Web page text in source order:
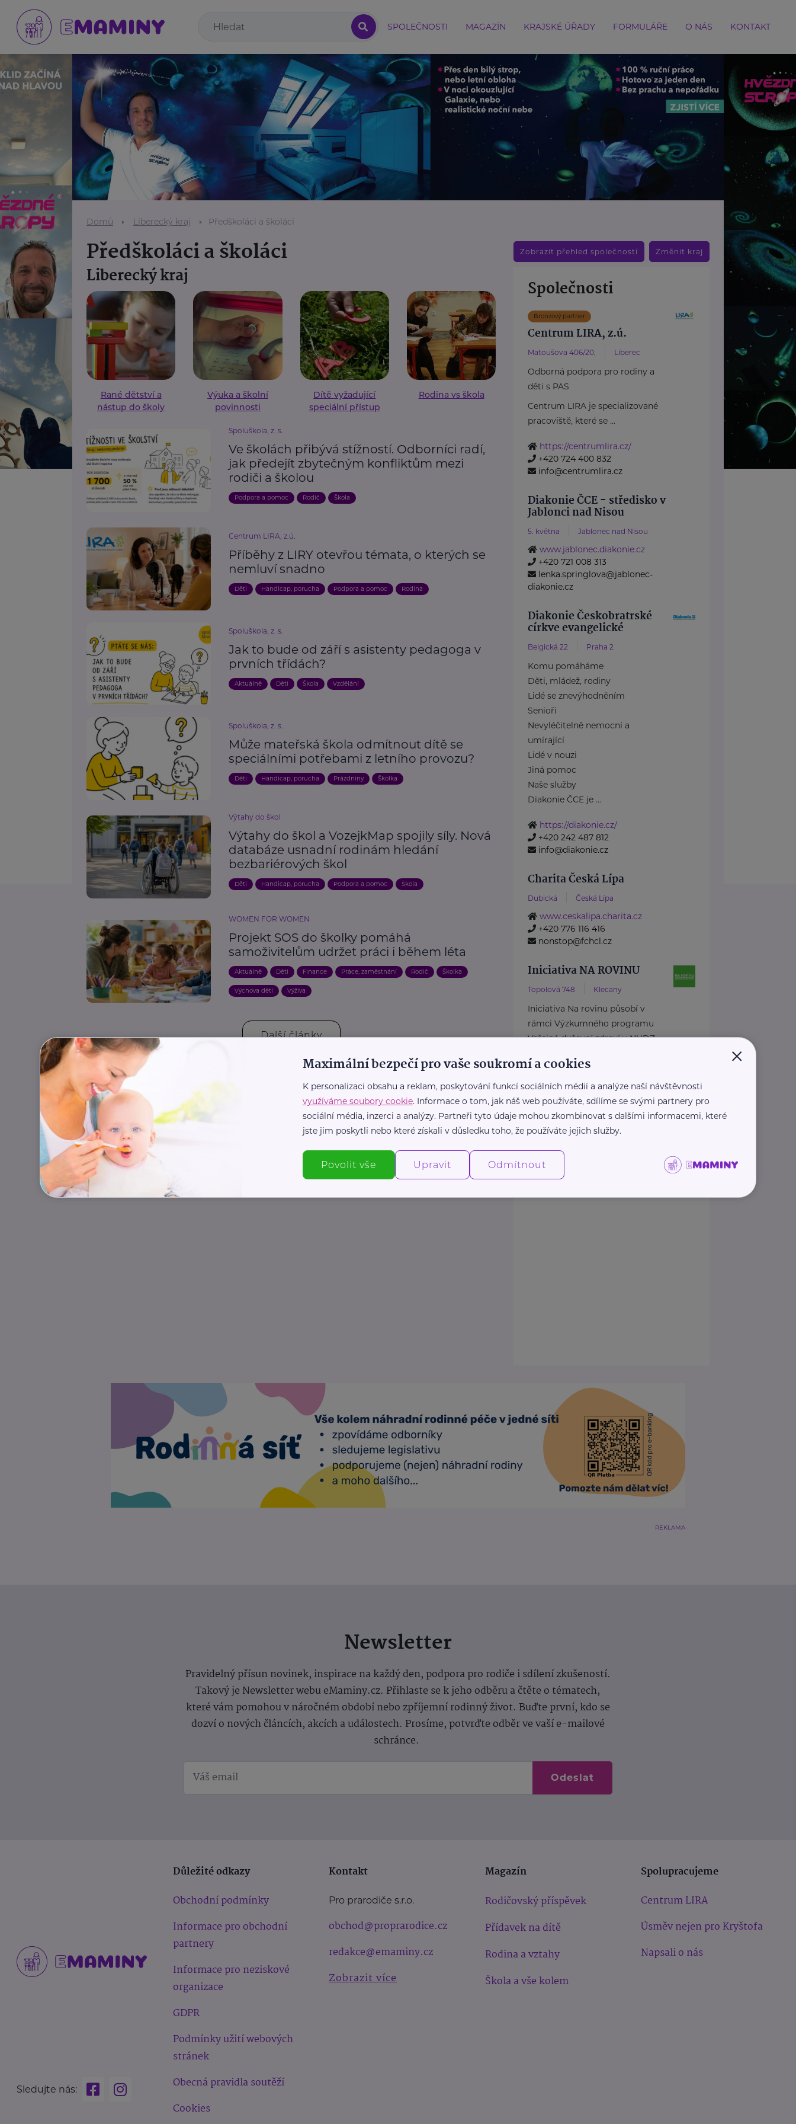
SPOLEČNOSTI MAGAZÍN KRAJSKÉ ÚŘADY FORMULÁŘE O NÁS KONTAKT
Domů Liberecký kraj Předškoláci a školáci
Předškoláci a školáci
Liberecký kraj
Rané dětství a
nástup do školy
Výuka a školní
povinnosti
Dítě vyžadující
speciální přístup
Rodina vs škola
Spoluškola, z. s.
Ve školách přibývá stížností. Odborníci radí,
jak předejít zbytečným konfliktům mezi
rodiči a školou
Podpora a pomoc Rodič Škola
Centrum LIRA, z.ú.
Příběhy z LIRY otevřou témata, o kterých se
nemluví snadno
Děti Handicap, porucha Podpora a pomoc Rodina
Spoluškola, z. s.
Jak to bude od září s asistenty pedagoga v
prvních třídách?
Aktuálně Děti Škola Vzdělání
Spoluškola, z. s.
Může mateřská škola odmítnout dítě se
speciálními potřebami z letního provozu?
Děti Handicap, porucha Prázdniny Školka
Výtahy do škol
Výtahy do škol a VozejkMap spojily síly. Nová
databáze usnadní rodinám hledání
bezbariérových škol
Děti Handicap, porucha Podpora a pomoc Škola
WOMEN FOR WOMEN
Projekt SOS do školky pomáhá
samoživitelům udržet práci i během léta
Aktuálně Děti Finance Práce, zaměstnání Rodič Školka
Výchova dětí Výživa
Další články
Zobrazit přehled společností Změnit kraj
Společnosti
Bronzový partner
Centrum LIRA, z.ú.
Matoušova 406/20, Liberec
Odborná podpora pro rodiny a
děti s PAS
Centrum LIRA je specializované
pracoviště, které se ...
https://centrumlira.cz/
+420 724 400 832
info@centrumlira.cz
Diakonie ČCE - středisko v
Jablonci nad Nisou
5. května Jablonec nad Nisou
www.jablonec.diakonie.cz
+420 721 008 313
lenka.springlova@jablonec-
diakonie.cz
Diakonie Českobratrské
církve evangelické
Belgická 22 Praha 2
Komu pomáháme
Děti, mládež, rodiny
Lidé se znevýhodněním
Senioři
Nevyléčitelně nemocní a
umírající
Lidé v nouzi
Jiná pomoc
Naše služby
Diakonie ČCE je ...
https://diakonie.cz/
+420 242 487 812
info@diakonie.cz
Charita Česká Lípa
Dubická Česká Lípa
www.ceskalipa.charita.cz
+420 776 116 416
nonstop@fchcl.cz
Iniciativa NA ROVINU
Topolová 748 Klecany
Iniciativa Na rovinu působí v
rámci Výzkumného programu
Veřejné duševní zdraví v NUDZ.
narovinu@nudz.cz
« ‹ 1
Zobrazit přehled společností
REKLAMA
Newsletter
Pravidelný přísun novinek, inspirace na každý den, podpora pro rodiče i sdílení zkušeností.
Takový je Newsletter webu eMaminy.cz. Přihlaste se k jeho odběru a čtěte o tématech,
které vám pomohou v náročném období nebo zpříjemní rodinný život. Buďte první, kdo se
dozví o nových článcích, akcích a událostech. Prosíme, potvrďte odběr ve vaší e-mailové
schránce.
Odeslat
Sledujte nás:
Důležité odkazy
Obchodní podmínky
Informace pro obchodní
partnery
Informace pro neziskové
organizace
GDPR
Podmínky užití webových
stránek
Obecná pravidla soutěží
Cookies
Kontakt
Pro prarodiče s.r.o.
obchod@proprarodice.cz
redakce@emaminy.cz
Zobrazit více
Magazín
Rodičovský příspěvek
Přídavek na dítě
Rodina a vztahy
Škola a vše kolem
Spolupracujeme
Centrum LIRA
Úsměv nejen pro Kryštofa
Napsali o nás
×
Maximální bezpečí pro vaše soukromí a cookies
K personalizaci obsahu a reklam, poskytování funkcí sociálních médií a analýze naší návštěvnosti
využíváme soubory cookie. Informace o tom, jak náš web používáte, sdílíme se svými partnery pro
sociální média, inzerci a analýzy. Partneři tyto údaje mohou zkombinovat s dalšími informacemi, které
jste jim poskytli nebo které získali v důsledku toho, že používáte jejich služby.
Povolit vše Upravit Odmítnout